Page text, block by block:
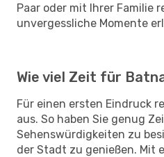
Paar oder mit Ihrer Familie
unvergessliche Momente
Wie viel Zeit für
Für einen ersten Eindruck
aus. So haben Sie genug
Sehenswürdigkeiten zu
der Stadt zu genießen. Mit